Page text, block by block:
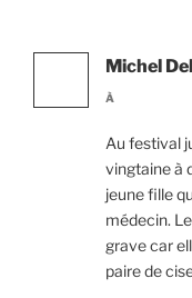
Michel
À
Au festival
vingtaine à
jeune fille
médecin.
grave car
paire de